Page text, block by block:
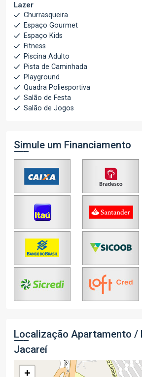
Lazer
Churrasqueira
Espaço Gourmet
Espaço Kids
Fitness
Piscina Adulto
Pista de Caminhada
Playground
Quadra Poliesportiva
Salão de Festa
Salão de Jogos
Simule um Financiamento
Localização Apartamento /
Jacareí
+